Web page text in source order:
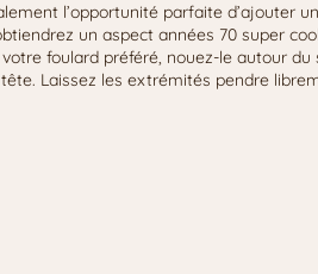
l’opportunité parfaite d’ajouter
un aspect années 70 super
votre foulard préféré, nouez-le autour
Laissez les extrémités pendre